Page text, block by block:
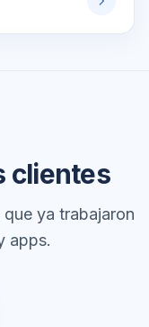
clientes
ya trabajaron
apps.